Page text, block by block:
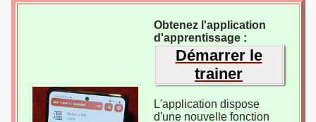
Obtenez l'application
d'apprentissage :
Démarrer le
trainer
L'application dispose
d'une nouvelle fonction